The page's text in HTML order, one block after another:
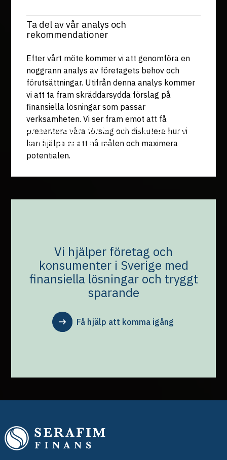
Vår process för ett lyckat samarbete
mellan alla parter
Ta del av vår analys och
rekommendationer
Efter vårt möte kommer vi att genomföra en
noggrann analys av företagets behov och
förutsättningar. Utifrån denna analys kommer
vi att ta fram skräddarsydda förslag på
finansiella lösningar som passar
verksamheten. Vi ser fram emot att få
presentera våra förslag och diskutera hur vi
kan hjälpa er att nå målen och maximera
potentialen.
Vi hjälper företag och
konsumenter i Sverige med
finansiella lösningar och tryggt
sparande
Få hjälp att komma igång